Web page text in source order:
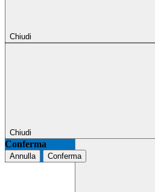
Chiudi
Chiudi
Conferma
Annulla Conferma